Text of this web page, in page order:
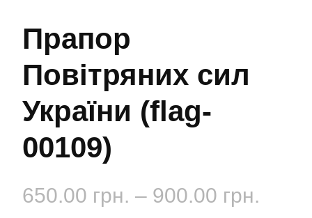
Прапор
Повітряних сил
України (flag-
00109)
650.00 грн. – 900.00 грн.